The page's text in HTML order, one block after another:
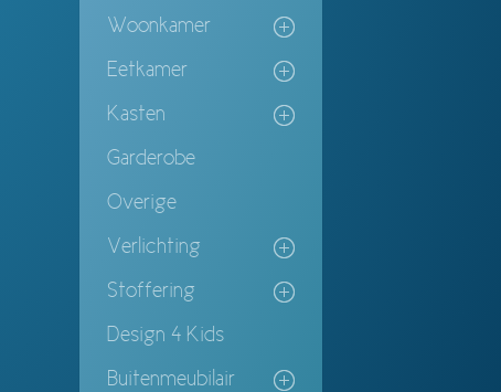
Woonkamer
Eetkamer
Kasten
Garderobe
Overige
Verlichting
Stoffering
Design 4 Kids
Buitenmeubilair